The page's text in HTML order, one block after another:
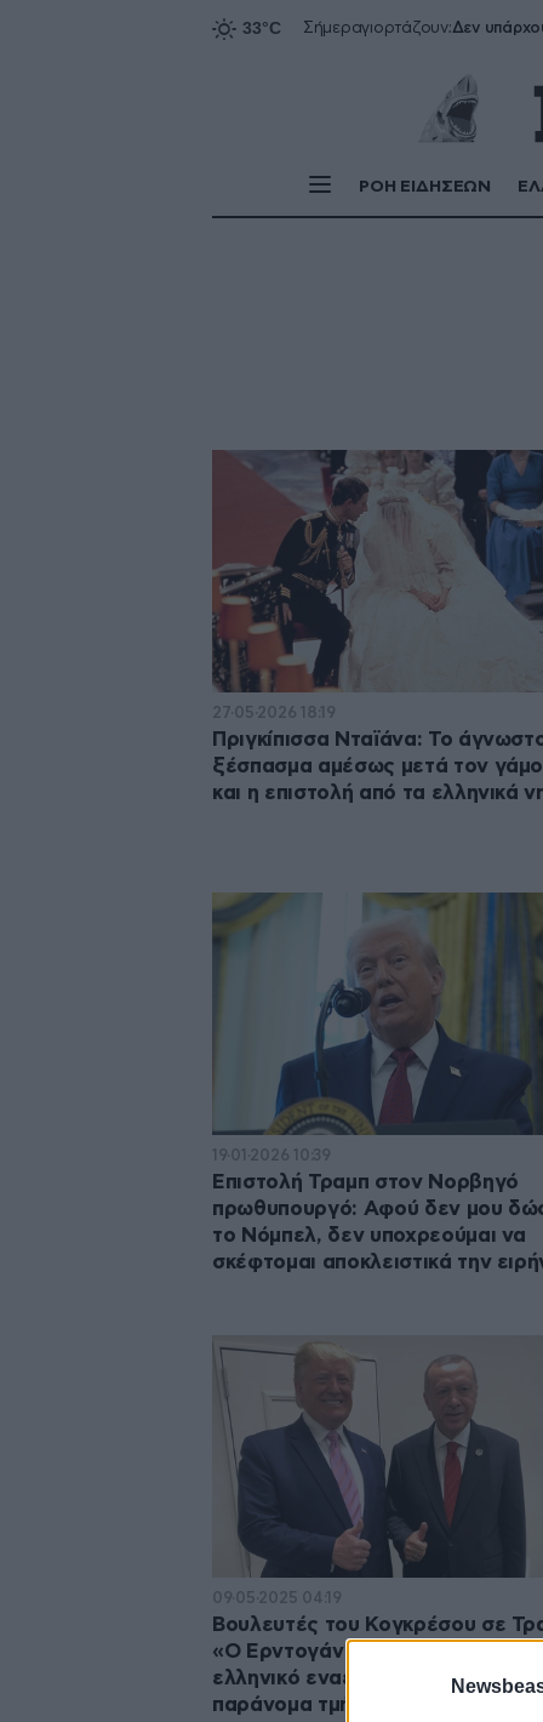
Σήμεραγιορτάζουν:Δεν
ΡΟΗ ΕΙΔΗΣΕΩΝ
27·05·2026 18:19
Πριγκίπισσα Νταϊάνα: Το
ξέσπασμα αμέσως μετά τον
και η επιστολή από τα ελληνικά
19·01·2026 10:39
Επιστολή Τραμπ στον Νορβηγό
πρωθυπουργό: Αφού δεν μου
το Νόμπελ, δεν υποχρεούμαι να
σκέφτομαι αποκλειστικά την
09·05·2025 04:19
Βουλευτές του Κογκρέσου σε
«Ο Ερντογάν παραβιάζει τον
ελληνικό εναέριο χώρο, κατέχει
παράνομα τμήματα της Κύπρου»